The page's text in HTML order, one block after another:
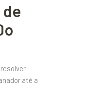
até a